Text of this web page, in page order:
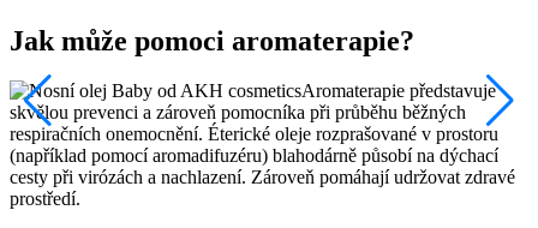
Jak může pomoci aromaterapie?
Aromaterapie představuje
skvělou prevenci a zároveň pomocníka při průběhu běžných
respiračních onemocnění. Éterické oleje rozprašované v prostoru
(například pomocí aromadifuzéru) blahodárně působí na dýchací
cesty při virózách a nachlazení. Zároveň pomáhají udržovat zdravé
prostředí.